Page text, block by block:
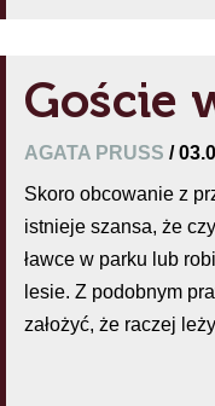
Goście
AGATA PRUSS /
Skoro obcowanie z
istnieje szansa, że
ławce w parku lub
lesie. Z podobnym
założyć, że raczej